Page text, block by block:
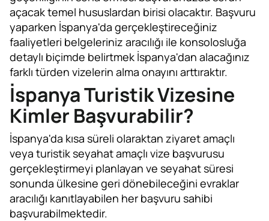
açacak temel hususlardan birisi olacaktır. Başvuru
yaparken İspanya'da gerçekleştireceğiniz
faaliyetleri belgeleriniz aracılığı ile konsolosluğa
detaylı biçimde belirtmek İspanya'dan alacağınız
farklı türden vizelerin alma onayını arttıraktır.
İspanya Turistik Vizesine
Kimler Başvurabilir?
İspanya'da kısa süreli olaraktan ziyaret amaçlı
veya turistik seyahat amaçlı vize başvurusu
gerçekleştirmeyi planlayan ve seyahat süresi
sonunda ülkesine geri dönebileceğini evraklar
aracılığı kanıtlayabilen her başvuru sahibi
başvurabilmektedir.